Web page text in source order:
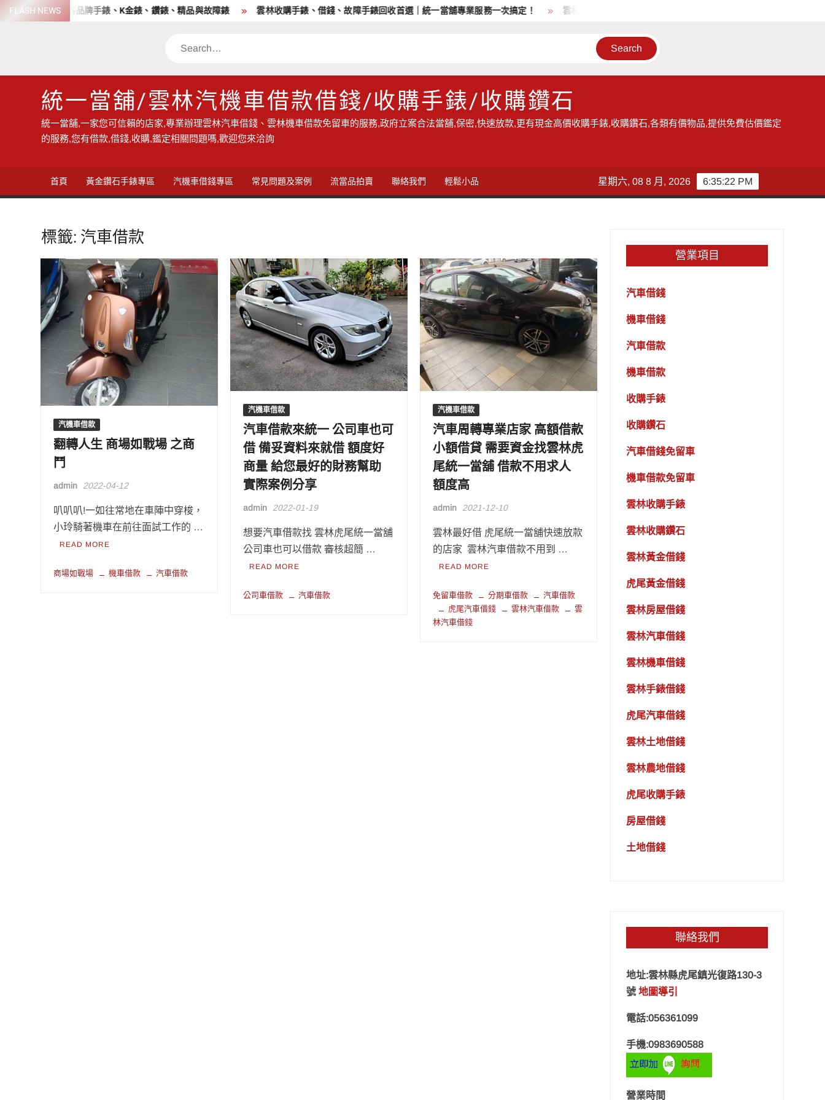
SkipFLASH NEWS
高價收購各品牌手錶、K金錶、鑽錶、精品與故障錶 雲林收購手錶、借錢、故障手錶回收首選｜統一當舖專業服務一次搞定！ 雲林地區的收購手錶服務,讓您獲得現金高價雲林收購手錶的機會
Search
統一當舖/雲林汽機車借款借錢/收購手錶/收購鑽石
統一當舖,一家您可信賴的店家,專業辦理雲林汽車借錢、雲林機車借款免留車的服務,政府立案合法當舖,保密,快速放款,更有現金高價收購手錶,收購鑽石,各類有價物品,提供免費估價鑑定
的服務,您有借款,借錢,收購,鑑定相關問題嗎,歡迎您來洽詢
首頁 黃金鑽石手錶專區 汽機車借錢專區 常見問題及案例 流當品拍賣 聯絡我們 輕鬆小品 6:35:23 PM
星期六, 08 8 月, 2026
標籤: 汽車借款
汽機車借款
翻轉人生 商場如戰場 之商
鬥
admin 2022-04-12
叭叭叭!一如往常地在車陣中穿梭，
小玲騎著機車在前往面試工作的 …
READ MORE
商場如戰場 機車借款 汽車借款
汽機車借款
汽車借款來統一 公司車也可
借 備妥資料來就借 額度好
商量 給您最好的財務幫助
實際案例分享
admin 2022-01-19
想要汽車借款找 雲林虎尾統一當舖
公司車也可以借款 審核超簡 …
READ MORE
公司車借款 汽車借款
汽機車借款
汽車周轉專業店家 高額借款
小額借貸 需要資金找雲林虎
尾統一當舖 借款不用求人
額度高
admin 2021-12-10
雲林最好借 虎尾統一當舖快速放款
的店家 雲林汽車借款不用到 …
READ MORE
免留車借款 分期車借款
汽車借款
虎尾汽車借錢
雲林汽車借款
雲
林汽車借錢
營業項目
汽車借錢
機車借錢
汽車借款
機車借款
收購手錶
收購鑽石
汽車借錢免留車
機車借款免留車
雲林收購手錶
雲林收購鑽石
雲林黃金借錢
虎尾黃金借錢
雲林房屋借錢
雲林汽車借錢
雲林機車借錢
雲林手錶借錢
虎尾汽車借錢
雲林土地借錢
雲林農地借錢
虎尾收購手錶
房屋借錢
土地借錢
聯絡我們
地址:雲林縣虎尾鎮光復路130-3
號地圖導引
電話:056361099
手機:0983690588
營業時間